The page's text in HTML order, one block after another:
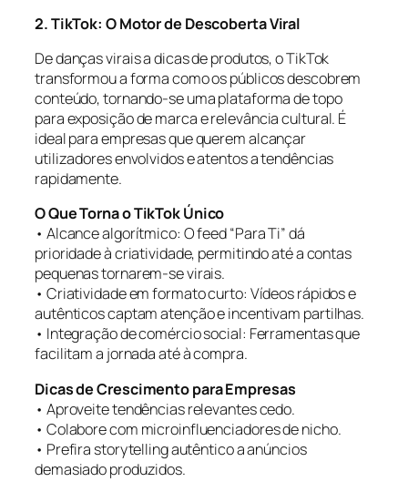
2. TikTok: O Motor de Descoberta Viral
De danças virais a dicas de produtos, o TikTok
transformou a forma como os públicos descobrem
conteúdo, tornando-se uma plataforma de topo
para exposição de marca e relevância cultural. É
ideal para empresas que querem alcançar
utilizadores envolvidos e atentos a tendências
rapidamente.
O Que Torna o TikTok Único
• Alcance algorítmico: O feed “Para Ti” dá
prioridade à criatividade, permitindo até a contas
pequenas tornarem-se virais.
• Criatividade em formato curto: Vídeos rápidos e
autênticos captam atenção e incentivam partilhas.
• Integração de comércio social: Ferramentas que
facilitam a jornada até à compra.
Dicas de Crescimento para Empresas
• Aproveite tendências relevantes cedo.
• Colabore com microinfluenciadores de nicho.
• Prefira storytelling autêntico a anúncios
demasiado produzidos.